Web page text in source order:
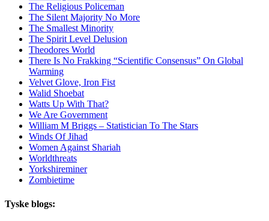
The Religious Policeman
The Silent Majority No More
The Smallest Minority
The Spirit Level Delusion
Theodores World
There Is No Frakking “Scientific Consensus” On Global
Warming
Velvet Glove, Iron Fist
Walid Shoebat
Watts Up With That?
We Are Government
William M Briggs – Statistician To The Stars
Winds Of Jihad
Women Against Shariah
Worldthreats
Yorkshireminer
Zombietime
Tyske blogs: